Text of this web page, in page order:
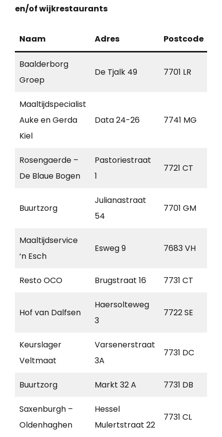
en/of wijkrestaurants
Naam Adres Postcode
Baalderborg
Groep
De Tjalk 49 7701 LR
Maaltijdspecialist
Auke en Gerda
Kiel
Data 24-26 7741 MG
Rosengaerde –
De Blaue Bogen
Pastoriestraat
1
7721 CT
Buurtzorg
Julianastraat
54
7701 GM
Maaltijdservice
‘n Esch
Esweg 9 7683 VH
Resto OCO Brugstraat 16 7731 CT
Hof van Dalfsen
Haersolteweg
3
7722 SE
Keurslager
Veltmaat
Varsenerstraat
3A
7731 DC
Buurtzorg Markt 32 A 7731 DB
Saxenburgh –
Oldenhaghen
Hessel
Mulertstraat 22
7731 CL